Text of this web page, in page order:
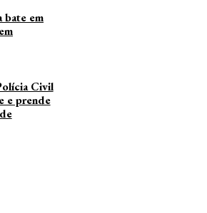
bate em
Civil
e prende